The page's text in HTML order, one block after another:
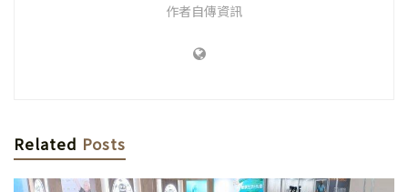
作者自傳資訊
Related Posts